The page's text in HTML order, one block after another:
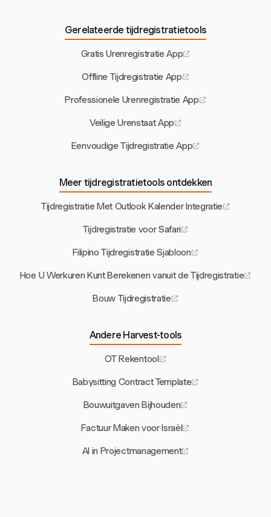
Gerelateerde tijdregistratietools
Gratis Urenregistratie App
Offline Tijdregistratie App
Professionele Urenregistratie App
Veilige Urenstaat App
Eenvoudige Tijdregistratie App
Meer tijdregistratietools ontdekken
Tijdregistratie Met Outlook Kalender Integratie
Tijdregistratie voor Safari
Filipino Tijdregistratie Sjabloon
Hoe U Werkuren Kunt Berekenen vanuit de Tijdregistratie
Bouw Tijdregistratie
Andere Harvest-tools
OT Rekentool
Babysitting Contract Template
Bouwuitgaven Bijhouden
Factuur Maken voor Israël
AI in Projectmanagement